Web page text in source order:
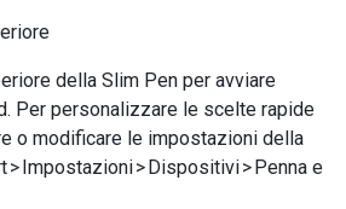
della Slim Pen per avviare
Per personalizzare le scelte rapide
o modificare le impostazioni della
> Impostazioni > Dispositivi > Penna e